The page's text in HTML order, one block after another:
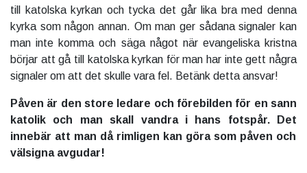
till katolska kyrkan och tycka det går lika bra med denna
kyrka som någon annan. Om man ger sådana signaler kan
man inte komma och säga något när evangeliska kristna
börjar att gå till katolska kyrkan för man har inte gett några
signaler om att det skulle vara fel. Betänk detta ansvar!
Påven är den store ledare och förebilden för en sann
katolik och man skall vandra i hans fotspår. Det
innebär att man då rimligen kan göra som påven och
välsigna avgudar!